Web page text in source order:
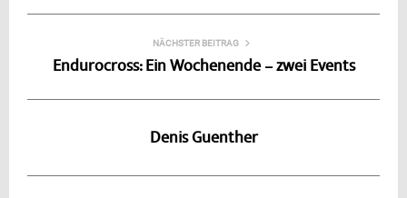
NÄCHSTER BEITRAG
Endurocross: Ein Wochenende – zwei Events
Denis Guenther